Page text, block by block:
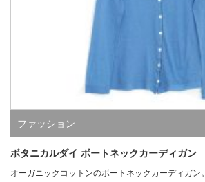
ファッション
ボタニカルダイ ボートネックカーディガン
オーガニックコットンのボートネックカーディガン。